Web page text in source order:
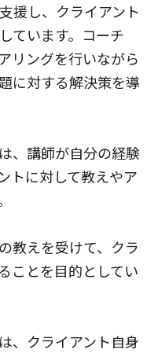
援し、クライアント
ています。コーチ
リングを行いながら
に対する解決策を導
、講師が自分の経験
トに対して教えやア
教えを受けて、クラ
ことを目的としてい
、クライアント自身